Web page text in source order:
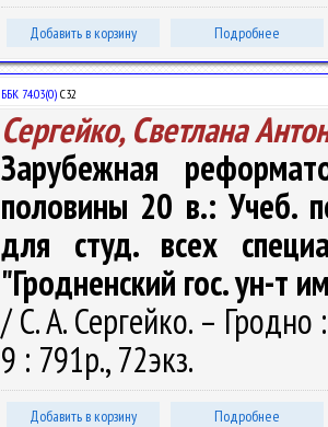
Добавить в корзину Подробнее
ББК 74.03(0) С32
Сергейко, Светлана
Зарубежная
половины 20 в.: Учеб.
для студ. всех
"Гродненский гос. ун-т
/ С. А. Сергейко. –
9 : 791р., 72экз.
Добавить в корзину Подробнее